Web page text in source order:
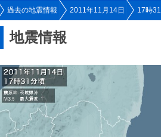
過去の地震情報 2011年11月14日 17時
地震情報